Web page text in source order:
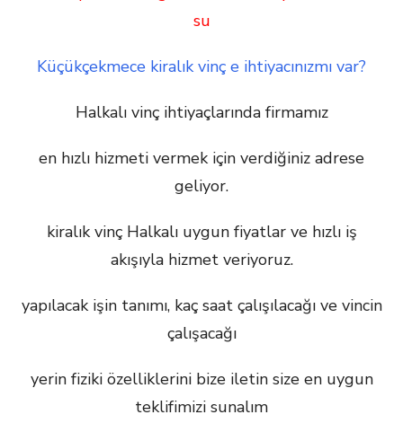
su
Küçükçekmece kiralık vinç e ihtiyacınızmı var?
Halkalı vinç ihtiyaçlarında firmamız
en hızlı hizmeti vermek için verdiğiniz adrese
geliyor.
kiralık vinç Halkalı uygun fiyatlar ve hızlı iş
akışıyla hizmet veriyoruz.
yapılacak işin tanımı, kaç saat çalışılacağı ve vincin
çalışacağı
yerin fiziki özelliklerini bize iletin size en uygun
teklifimizi sunalım